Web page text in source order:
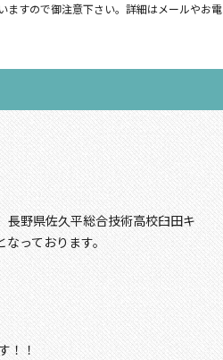
ますので御注意下さい。詳細はメールやお電
野県佐久平総合技術高校臼田キ
っております。
！！